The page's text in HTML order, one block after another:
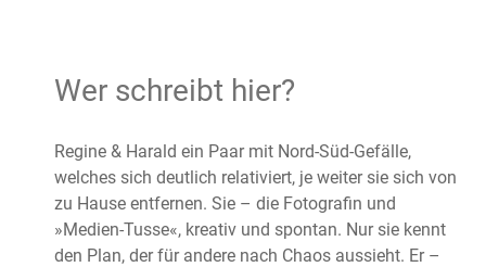
Wer schreibt hier?
Regine & Harald ein Paar mit Nord-Süd-Gefälle,
welches sich deutlich relativiert, je weiter sie sich von
zu Hause entfernen. Sie – die Fotografin und
»Medien-Tusse«, kreativ und spontan. Nur sie kennt
den Plan, der für andere nach Chaos aussieht. Er –